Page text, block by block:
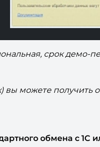
срок демо-
вы можете получить
обмена с 1С